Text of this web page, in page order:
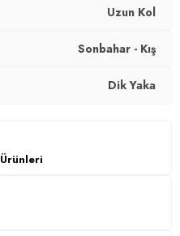
Uzun Kol
Sonbahar - Kış
Dik Yaka